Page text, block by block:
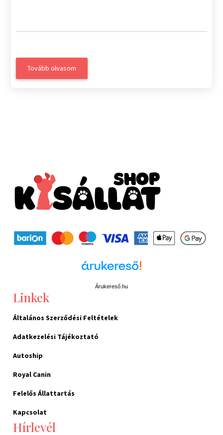
Tovább olvasom
Árukereső.hu
Linkek
Általános Szerződési Feltételek
Adatkezelési Tájékoztató
Autoship
Royal Canin
Felelős Állattartás
Kapcsolat
Hírlevél